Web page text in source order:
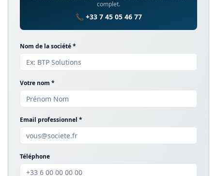
complet.
📞 +33 7 45 05 46 77
Nom de la société *
Votre nom *
Email professionnel *
Téléphone